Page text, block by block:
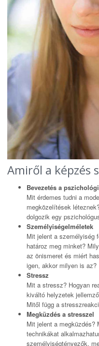
Amiről a képzés
Bevezetés a
Mit érdemes tudni a
megközelítések
dolgozik egy
Személyiségelméletek
Mit jelent a személyiség
határoz meg minket?
az önismeret és miért
igen, akkor milyen is az?
Stressz
Mit a stressz? Hogyan
kiváltó helyzetek
Mitől függ a
Megküzdés a stresszel
Mit jelent a megküzdés?
technikákat
személyiségtényezők,